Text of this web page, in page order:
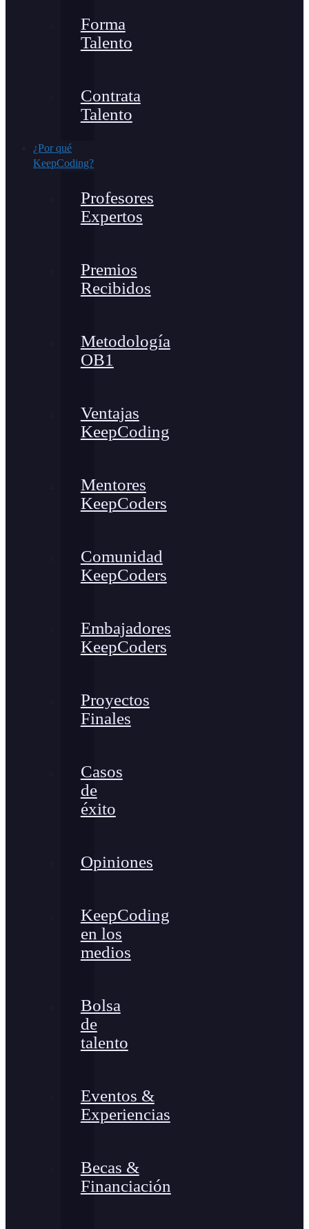
Forma
Talento
Contrata
Talento
¿Por qué
KeepCoding?
Profesores
Expertos
Premios
Recibidos
Metodología
OB1
Ventajas
KeepCoding
Mentores
KeepCoders
Comunidad
KeepCoders
Embajadores
KeepCoders
Proyectos
Finales
Casos
de
éxito
Opiniones
KeepCoding
en los
medios
Bolsa
de
talento
Eventos &
Experiencias
Becas &
Financiación